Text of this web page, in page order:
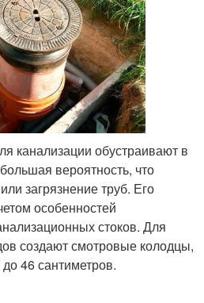
канализации обустраивают в
вероятность, что
загрязнение труб. Его
особенностей
стоков. Для
создают смотровые колодцы,
46 сантиметров.